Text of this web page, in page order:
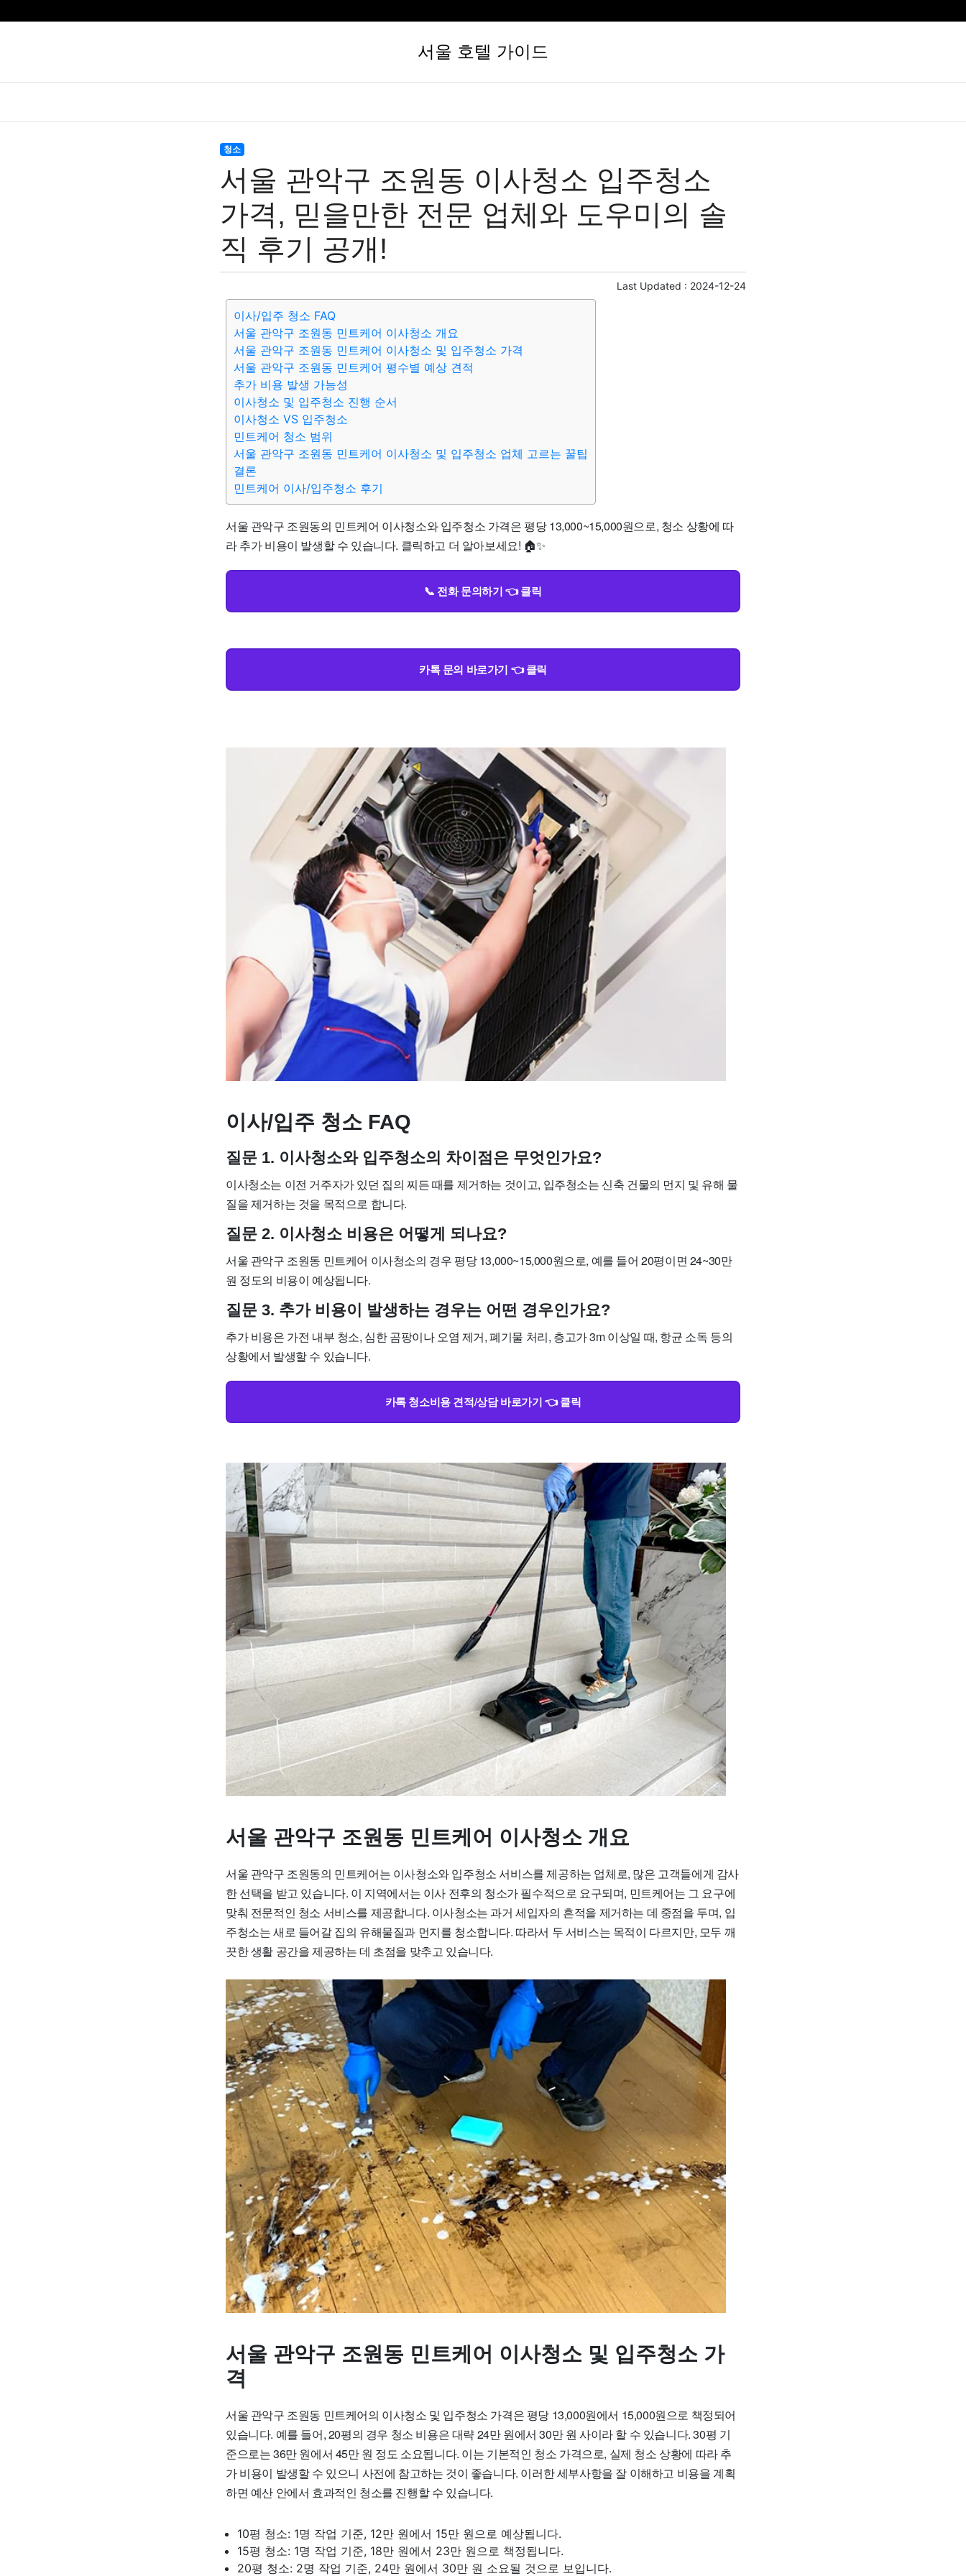
서울 호텔 가이드
청소
서울 관악구 조원동 이사청소 입주청소
가격, 믿을만한 전문 업체와 도우미의 솔
직 후기 공개!
Last Updated : 2024-12-24
이사/입주 청소 FAQ
서울 관악구 조원동 민트케어 이사청소 개요
서울 관악구 조원동 민트케어 이사청소 및 입주청소 가격
서울 관악구 조원동 민트케어 평수별 예상 견적
추가 비용 발생 가능성
이사청소 및 입주청소 진행 순서
이사청소 VS 입주청소
민트케어 청소 범위
서울 관악구 조원동 민트케어 이사청소 및 입주청소 업체 고르는 꿀팁
결론
민트케어 이사/입주청소 후기
서울 관악구 조원동의 민트케어 이사청소와 입주청소 가격은 평당 13,000~15,000원으로, 청소 상황에 따
라 추가 비용이 발생할 수 있습니다. 클릭하고 더 알아보세요! 🏠✨
📞 전화 문의하기 👈 클릭
카톡 문의 바로가기 👈 클릭
이사/입주 청소 FAQ
질문 1. 이사청소와 입주청소의 차이점은 무엇인가요?
이사청소는 이전 거주자가 있던 집의 찌든 때를 제거하는 것이고, 입주청소는 신축 건물의 먼지 및 유해 물
질을 제거하는 것을 목적으로 합니다.
질문 2. 이사청소 비용은 어떻게 되나요?
서울 관악구 조원동 민트케어 이사청소의 경우 평당 13,000~15,000원으로, 예를 들어 20평이면 24~30만
원 정도의 비용이 예상됩니다.
질문 3. 추가 비용이 발생하는 경우는 어떤 경우인가요?
추가 비용은 가전 내부 청소, 심한 곰팡이나 오염 제거, 폐기물 처리, 층고가 3m 이상일 때, 항균 소독 등의
상황에서 발생할 수 있습니다.
카톡 청소비용 견적/상담 바로가기 👈 클릭
서울 관악구 조원동 민트케어 이사청소 개요
서울 관악구 조원동의 민트케어는 이사청소와 입주청소 서비스를 제공하는 업체로, 많은 고객들에게 감사
한 선택을 받고 있습니다. 이 지역에서는 이사 전후의 청소가 필수적으로 요구되며, 민트케어는 그 요구에
맞춰 전문적인 청소 서비스를 제공합니다. 이사청소는 과거 세입자의 흔적을 제거하는 데 중점을 두며, 입
주청소는 새로 들어갈 집의 유해물질과 먼지를 청소합니다. 따라서 두 서비스는 목적이 다르지만, 모두 깨
끗한 생활 공간을 제공하는 데 초점을 맞추고 있습니다.
서울 관악구 조원동 민트케어 이사청소 및 입주청소 가
격
서울 관악구 조원동 민트케어의 이사청소 및 입주청소 가격은 평당 13,000원에서 15,000원으로 책정되어
있습니다. 예를 들어, 20평의 경우 청소 비용은 대략 24만 원에서 30만 원 사이라 할 수 있습니다. 30평 기
준으로는 36만 원에서 45만 원 정도 소요됩니다. 이는 기본적인 청소 가격으로, 실제 청소 상황에 따라 추
가 비용이 발생할 수 있으니 사전에 참고하는 것이 좋습니다. 이러한 세부사항을 잘 이해하고 비용을 계획
하면 예산 안에서 효과적인 청소를 진행할 수 있습니다.
10평 청소: 1명 작업 기준, 12만 원에서 15만 원으로 예상됩니다.
15평 청소: 1명 작업 기준, 18만 원에서 23만 원으로 책정됩니다.
20평 청소: 2명 작업 기준, 24만 원에서 30만 원 소요될 것으로 보입니다.